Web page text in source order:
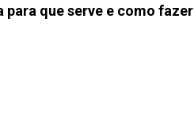
para que serve e como fazer